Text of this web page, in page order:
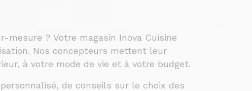
? Votre magasin Inova Cuisine
Nos concepteurs mettent leur
à votre mode de vie et à votre budget.
de conseils sur le choix des